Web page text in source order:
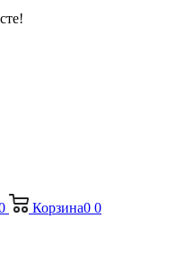
Корзина0 0